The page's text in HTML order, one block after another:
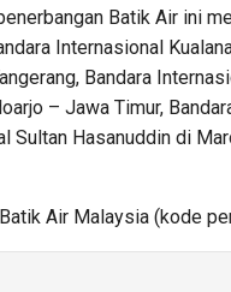
Batik Air ini
Internasional
Bandara
– Jawa Timur,
Sultan Hasanuddin di
Air Malaysia (kode